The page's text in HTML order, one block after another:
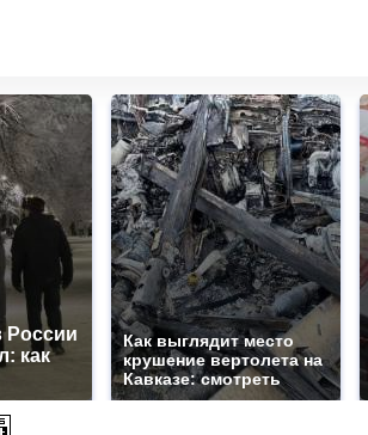
России
как
Как выглядит место
крушение вертолета на
Кавказе: смотреть